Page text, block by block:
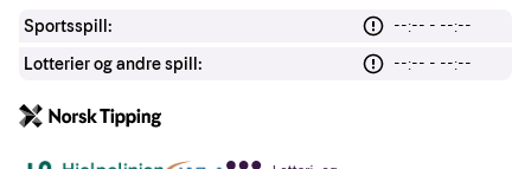
Sportsspill:
--:-- - --:--
Lotterier og andre spill:
--:-- - --:--